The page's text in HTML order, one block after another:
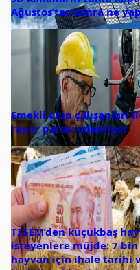
Ağustos’tan sonra ne
Emekli olup çalışanları
rapor parası ödemiyor
TİGEM’den küçükbaş
isteyenlere müjde: 7 bin
hayvan için ihale tarihi